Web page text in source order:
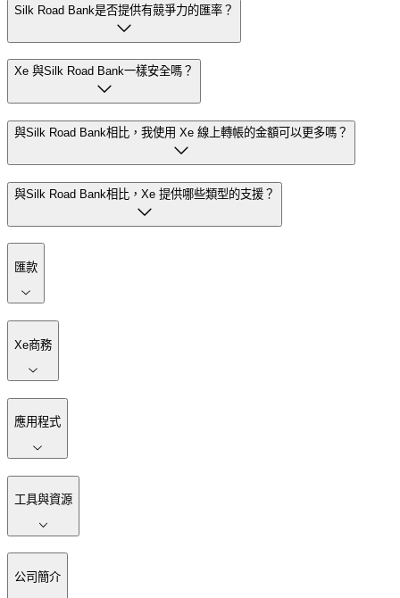
Silk Road Bank是否提供有競爭力的匯率？
Xe 與Silk Road Bank一樣安全嗎？
與Silk Road Bank相比，我使用 Xe 線上轉帳的金額可以更多嗎？
與Silk Road Bank相比，Xe 提供哪些類型的支援？
匯款
Xe商務
應用程式
工具與資源
公司簡介